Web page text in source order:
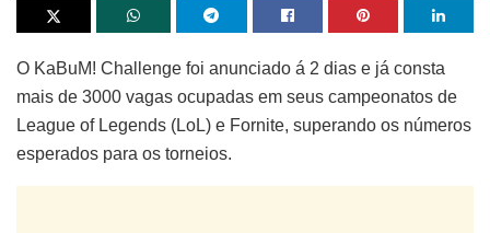
O KaBuM! Challenge foi anunciado á 2 dias e já consta
mais de 3000 vagas ocupadas em seus campeonatos de
League of Legends (LoL) e Fornite, superando os números
esperados para os torneios.